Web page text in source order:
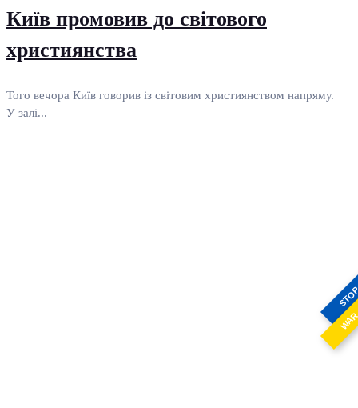
Київ промовив до світового
християнства
Того вечора Київ говорив із світовим християнством напряму.
У залі...